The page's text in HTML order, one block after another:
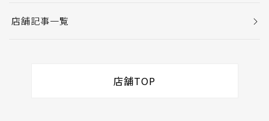
店舗記事一覧
店舗TOP